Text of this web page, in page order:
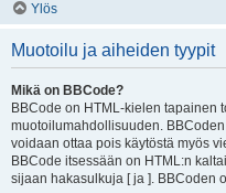
Ylös
Muotoilu ja aiheiden tyypit
Mikä on BBCode?
BBCode on HTML-kielen tapainen
muotoilumahdollisuuden.
voidaan ottaa pois käytöstä myös
BBCode itsessään on HTML:n
sijaan hakasulkuja [ ja ]. BBCoden